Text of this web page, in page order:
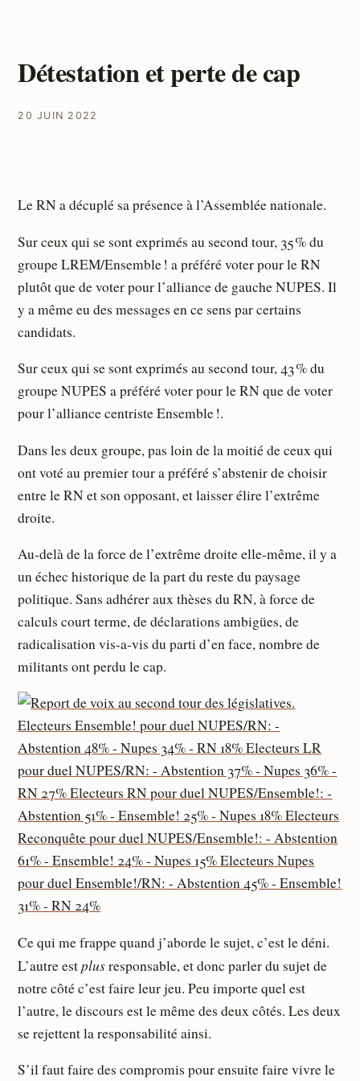
Détestation et perte de cap
20 JUIN 2022
Le RN a décuplé sa présence à l’Assemblée nationale.
Sur ceux qui se sont exprimés au second tour, 35 % du
groupe LREM/Ensemble ! a préféré voter pour le RN
plutôt que de voter pour l’alliance de gauche NUPES. Il
y a même eu des messages en ce sens par certains
candidats.
Sur ceux qui se sont exprimés au second tour, 43 % du
groupe NUPES a préféré voter pour le RN que de voter
pour l’alliance centriste Ensemble !.
Dans les deux groupe, pas loin de la moitié de ceux qui
ont voté au premier tour a préféré s’abstenir de choisir
entre le RN et son opposant, et laisser élire l’extrême
droite.
Au-delà de la force de l’extrême droite elle-même, il y a
un échec historique de la part du reste du paysage
politique. Sans adhérer aux thèses du RN, à force de
calculs court terme, de déclarations ambigües, de
radicalisation vis-a-vis du parti d’en face, nombre de
militants ont perdu le cap.
Ce qui me frappe quand j’aborde le sujet, c’est le déni.
L’autre estplusresponsable, et donc parler du sujet de
notre côté c’est faire leur jeu. Peu importe quel est
l’autre, le discours est le même des deux côtés. Les deux
se rejettent la responsabilité ainsi.
S’il faut faire des compromis pour ensuite faire vivre le